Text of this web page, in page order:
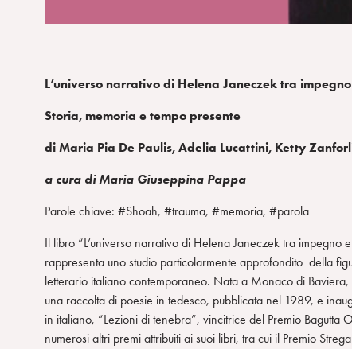
L’universo narrativo di Helena Janeczek tra
Storia, memoria e tempo presente
di Maria Pia De Paulis, Adelia Lucattini, Ketty
a cura di Maria Giuseppina Pappa
Parole chiave: #Shoah, #trauma, #memoria, #parola
Il libro “L’universo narrativo di Helena Janeczek tra
rappresenta uno studio particolarmente approfondito della
letterario italiano contemporaneo. Nata a Monaco di
una raccolta di poesie in tedesco, pubblicata nel 1989, e
in italiano, “Lezioni di tenebra”, vincitrice del Premio
numerosi altri premi attribuiti ai suoi libri, tra cui il Premio